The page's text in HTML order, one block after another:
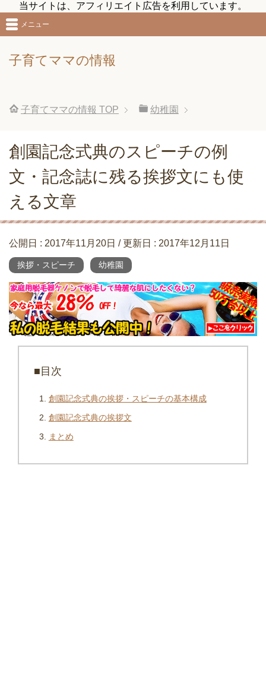
当サイトは、アフィリエイト広告を利用しています。
子育てママの情報
メニュー
子育てママの情報 TOP 幼稚園
創園記念式典のスピーチの例
文・記念誌に残る挨拶文にも使
える文章
公開日 : 2017年11月20日 / 更新日 : 2017年12月11日
挨拶・スピーチ 幼稚園
■目次
創園記念式典の挨拶・スピーチの基本構成
創園記念式典の挨拶文
まとめ